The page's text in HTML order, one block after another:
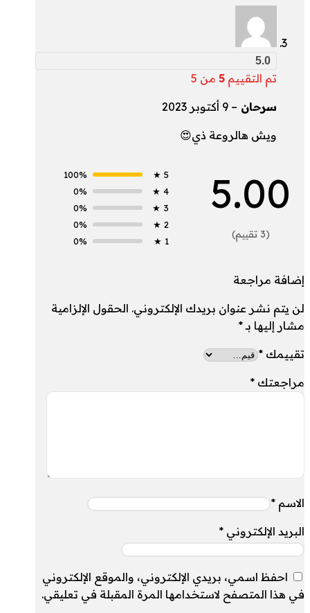
5.0
تم التقييم 5 من 5
سرحان – 9 أكتوبر 2023
ويش هالروعة ذي😍
5.00
(3 تقييم)
5 ★
100%
4 ★
0%
3 ★
0%
2 ★
0%
1 ★
0%
إضافة مراجعة
لن يتم نشر عنوان بريدك الإلكتروني. الحقول الإلزامية
مشار إليها بـ*
تقييمك *
مراجعتك *
الاسم *
البريد الإلكتروني *
احفظ اسمي، بريدي الإلكتروني، والموقع الإلكتروني
في هذا المتصفح لاستخدامها المرة المقبلة في تعليقي.